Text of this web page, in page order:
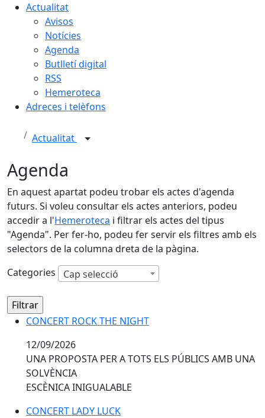
Actualitat
Avisos
Notícies
Agenda
Butlletí digital
RSS
Hemeroteca
Adreces i telèfons
Actualitat
Agenda
En aquest apartat podeu trobar els actes d'agenda
futurs. Si voleu consultar els actes anteriors, podeu
accedir a l'Hemeroteca i filtrar els actes del tipus
"Agenda". Per fer-ho, podeu fer servir els filtres amb els
selectors de la columna dreta de la pàgina.
Categories
Cap selecció
CONCERT ROCK THE NIGHT
12/09/2026
UNA PROPOSTA PER A TOTS ELS PÚBLICS AMB UNA
SOLVÈNCIA
ESCÈNICA INIGUALABLE
CONCERT LADY LUCK